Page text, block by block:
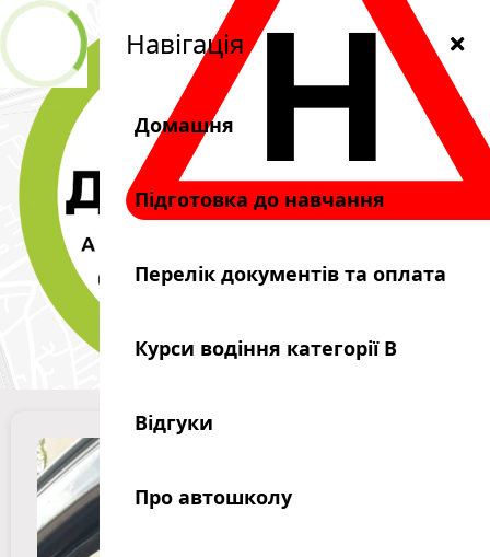
Двигун
Навігація Н
Домашня
Підготовка до навчання
Перелік документів та оплата
Курси водіння категорії B
Відгуки
Про автошколу